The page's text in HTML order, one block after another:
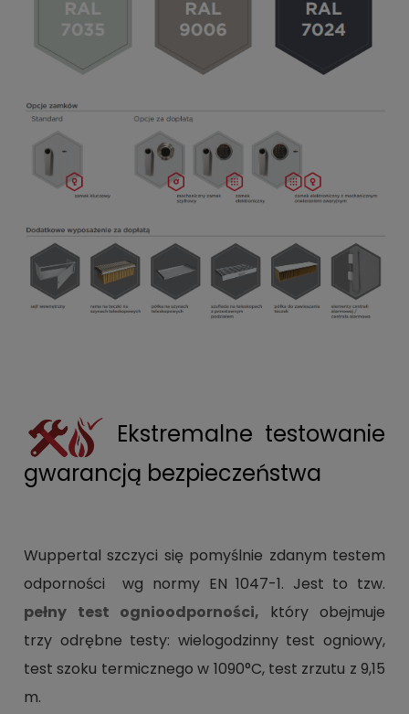
Ekstremalne testowanie
gwarancją bezpieczeństwa
Wuppertal szczyci się pomyślnie zdanym testem
odporności wg normy EN 1047-1. Jest to tzw.
pełny test ognioodporności, który obejmuje
trzy odrębne testy: wielogodzinny test ogniowy,
test szoku termicznego w 1090°C, test zrzutu z 9,15
m.